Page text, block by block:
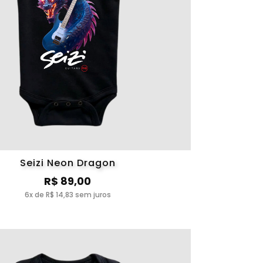
Seizi Neon Dragon
R$ 89,00
6x de R$ 14,83 sem juros